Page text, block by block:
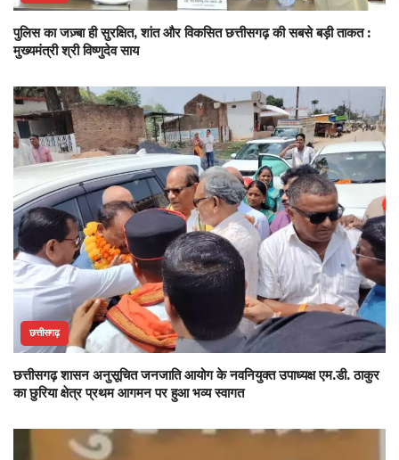
पुलिस का जज़्बा ही सुरक्षित, शांत और विकसित छत्तीसगढ़ की सबसे बड़ी ताकत :
मुख्यमंत्री श्री विष्णुदेव साय
छत्तीसगढ़
छत्तीसगढ़ शासन अनुसूचित जनजाति आयोग के नवनियुक्त उपाध्यक्ष एम.डी. ठाकुर
का छुरिया क्षेत्र प्रथम आगमन पर हुआ भव्य स्वागत